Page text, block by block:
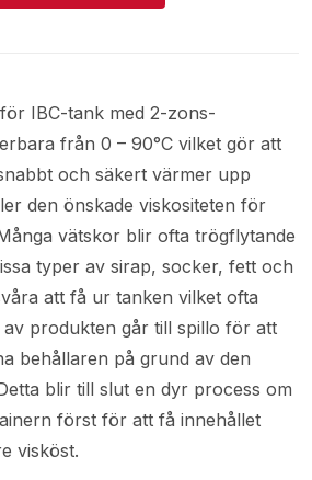
IBC-tank med 2-zons-
från 0 – 90°C vilket gör att
och säkert värmer upp
den önskade viskositeten för
vätskor blir ofta trögflytande
typer av sirap, socker, fett och
att få ur tanken vilket ofta
produkten går till spillo för att
behållaren på grund av den
blir till slut en dyr process om
först för att få innehållet
visköst.